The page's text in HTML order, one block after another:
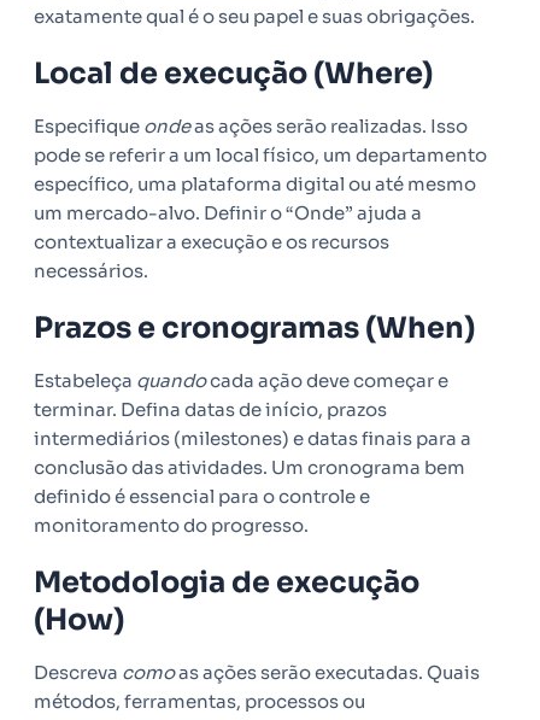
exatamente qual é o seu papel e suas obrigações.
Local de execução (Where)
Especifique ondeas ações serão realizadas. Isso
pode se referir a um local físico, um departamento
específico, uma plataforma digital ou até mesmo
um mercado-alvo. Definir o “Onde” ajuda a
contextualizar a execução e os recursos
necessários.
Prazos e cronogramas (When)
Estabeleça quandocada ação deve começar e
terminar. Defina datas de início, prazos
intermediários (milestones) e datas finais para a
conclusão das atividades. Um cronograma bem
definido é essencial para o controle e
monitoramento do progresso.
Metodologia de execução
(How)
Descreva comoas ações serão executadas. Quais
métodos, ferramentas, processos ou